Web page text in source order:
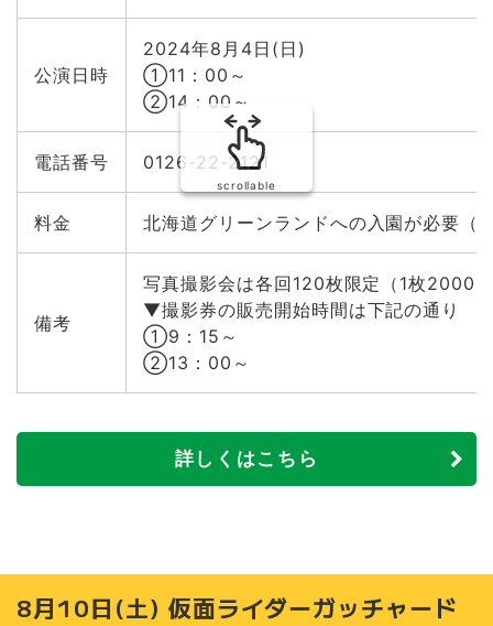
9月22日(日) しまじろうのわくわくステージショー＠STV
ハウジングプラザ平岡会場
9月22日(日) わんだふるぷりきゅあ！ショー＠北海道マイ
ホームセンター北会場
9月22日(日) ウルトラヒーローズ スペシャルショー＠北
海道グリーンランド
9月23日(月) 爆上戦隊ブンブンジャースペシャルショー＠
北海道グリーンランド
公演日時
2024年8月4日(日)
①11：00～
②14：00～
電話番号 0126-22-2121
料金 北海道グリーンランドへの入園が必要（
備考
写真撮影会は各回120枚限定（1枚2000
▼撮影券の販売開始時間は下記の通り
①9：15～
②13：00～
scrollable
詳しくはこちら
8月10日(土) 仮面ライダーガッチャード